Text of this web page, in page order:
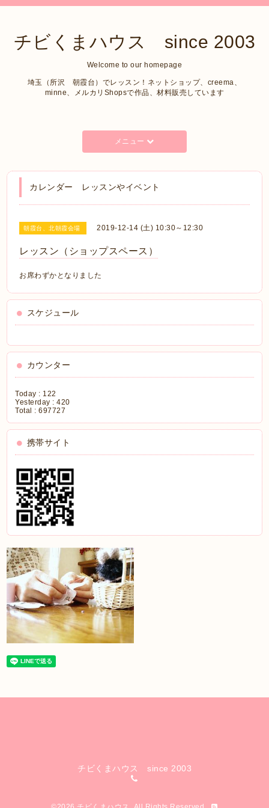
チビくまハウス since 2003
Welcome to our homepage
埼玉（所沢 朝霞台）でレッスン！ネットショップ、creema、
minne、メルカリShopsで作品、材料販売しています
メニュー
カレンダー レッスンやイベント
朝霞台、北朝霞会場 2019-12-14 (土) 10:30～12:30
レッスン（ショップスペース）
お席わずかとなりました
スケジュール
カウンター
Today : 122
Yesterday :420
Total :697727
携帯サイト
チビくまハウス since 2003